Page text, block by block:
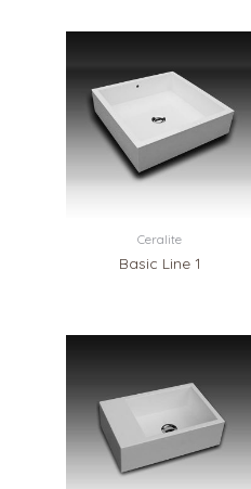
Ceralite
Basic Line 1